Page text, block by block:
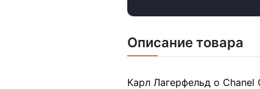
Описание товара
Карл Лагерфельд о